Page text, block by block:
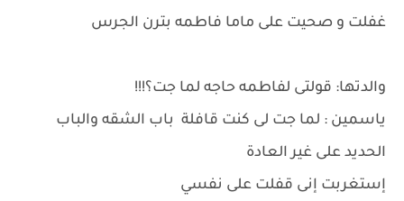
غفلت و صحيت على ماما فاطمه بترن الجرس
والدتها: قولتى لفاطمه حاجه لما جت؟!!!
ياسمين : لما جت لى كنت قافلة باب الشقه والباب
الحديد على غير العادة
إستغربت إنى قفلت على نفسي